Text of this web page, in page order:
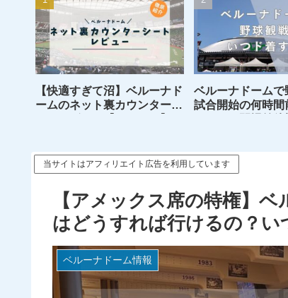
【快適すぎて沼】ベルーナド
ームのネット裏カウンターシ
ベルーナドームで
試合開始の何時間
当サイトはアフィリエイト広告を利用しています
【アメックス席の特権】
はどうすれば行けるの？い
ベルーナドーム情報